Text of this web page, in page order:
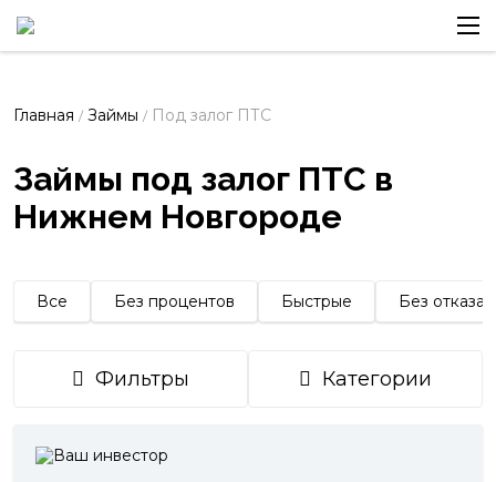
Главная / Займы / Под залог ПТС
Займы под залог ПТС в
Нижнем Новгороде
Все Без процентов Быстрые Без отказа
Фильтры Категории